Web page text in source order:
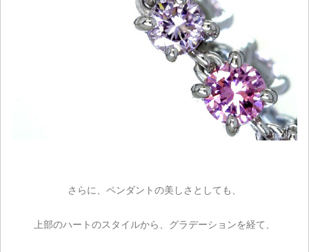
さらに、ペンダントの美しさとしても、
上部のハートのスタイルから、グラデーションを経て、